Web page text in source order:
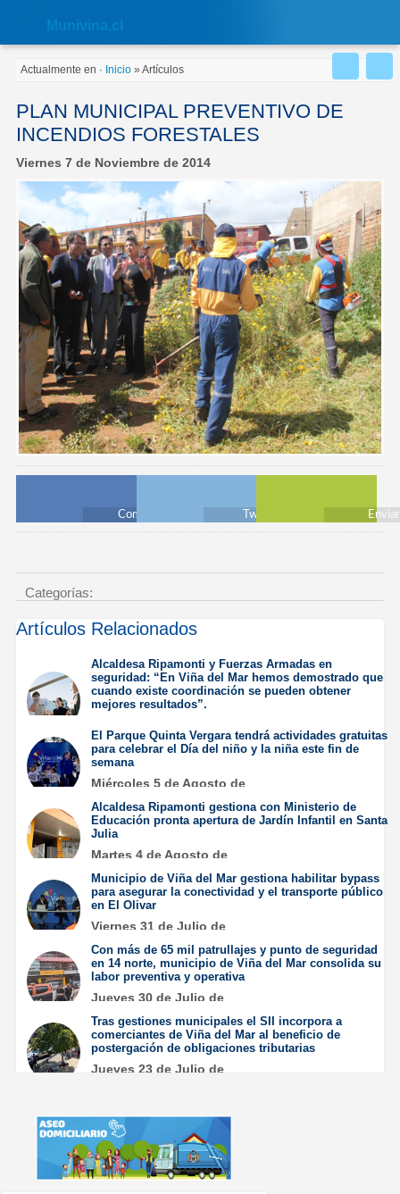
web
accesibilidad.
Munivina.cl
Actualmente en · Inicio » Artículos
PLAN MUNICIPAL PREVENTIVO DE
INCENDIOS FORESTALES
Viernes 7 de Noviembre de 2014
Compartir Twittear Enviar
Categorías:
Artículos Relacionados
Alcaldesa Ripamonti y Fuerzas Armadas en
seguridad: “En Viña del Mar hemos demostrado que
cuando existe coordinación se pueden obtener
mejores resultados”.
2026
El Parque Quinta Vergara tendrá actividades gratuitas
para celebrar el Día del niño y la niña este fin de
semana
Miércoles 5 de Agosto de
Alcaldesa Ripamonti gestiona con Ministerio de
Educación pronta apertura de Jardín Infantil en Santa
Julia
Martes 4 de Agosto de
Municipio de Viña del Mar gestiona habilitar bypass
para asegurar la conectividad y el transporte público
en El Olivar
Viernes 31 de Julio de
Con más de 65 mil patrullajes y punto de seguridad
en 14 norte, municipio de Viña del Mar consolida su
labor preventiva y operativa
Jueves 30 de Julio de
Tras gestiones municipales el SII incorpora a
comerciantes de Viña del Mar al beneficio de
postergación de obligaciones tributarias
Jueves 23 de Julio de